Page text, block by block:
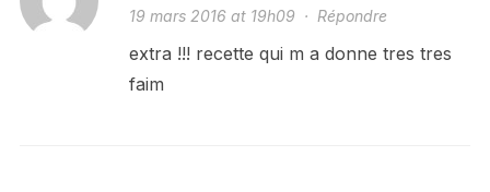
19 mars 2016 at 19h09 · Répondre
extra !!! recette qui m a donne tres tres
faim